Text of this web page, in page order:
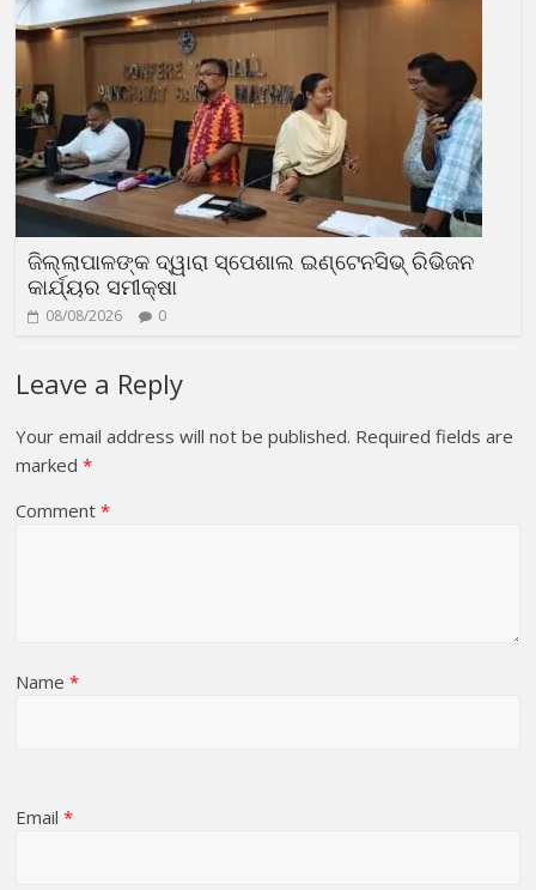
ଜିଲ୍ଲାପାଳଙ୍କ ଦ୍ୱାରା ସ୍ପେଶାଲ ଇଣ୍ଟେନସିଭ୍ ରିଭିଜନ
କାର୍ଯ୍ୟର ସମୀକ୍ଷା
08/08/2026 0
Leave a Reply
Your email address will not be published. Required fields are
marked*
Comment*
Name*
Email*